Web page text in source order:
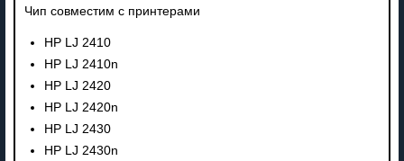
Чип совместим с принтерами
HP LJ 2410
HP LJ 2410n
HP LJ 2420
HP LJ 2420n
HP LJ 2430
HP LJ 2430n